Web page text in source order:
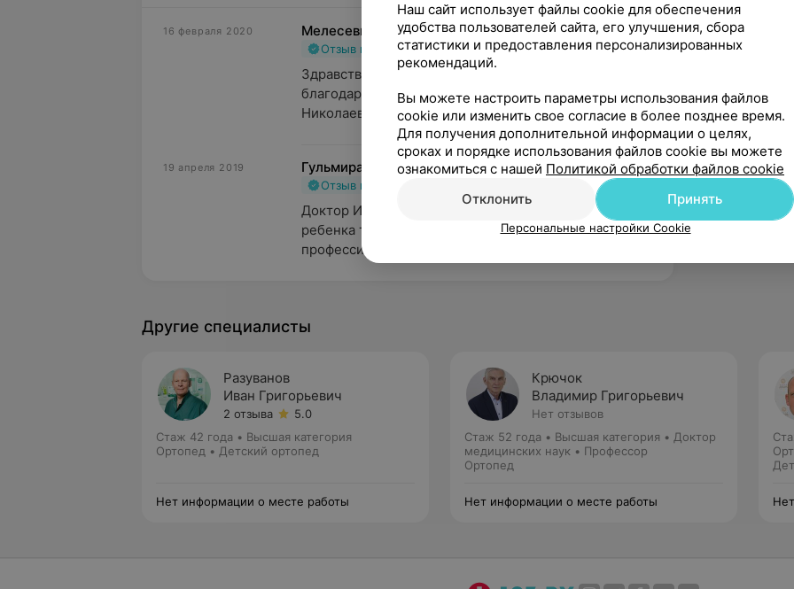
16 февраля 2020 Мелесевич Светлана
Отзыв подтвержден Рекомендую
Здравствуйте! Хочу выразить огромную
благодарность врачу хирург-ортопед Ивсиной Анне
Николаевне! Человек на своём месте!...
19 апреля 2019 Гульмира
Отзыв подтвержден
Доктор Ивсина А.Н. - детский хирург - ортопед. Вожу
ребенка только к ней. Внимательный доктор,
профессионал. Умеет распо...
Другие специалисты
Разуванов
Иван Григорьевич
2 отзыва
5.0
Стаж 42 года • Высшая категория
Ортопед • Детский ортопед
Нет информации о месте работы
Крючок
Владимир Григорьевич
Нет отзывов
Стаж 52 года • Высшая категория • Доктор
медицинских наук • Профессор
Ортопед
Нет информации о месте работы
Наш сайт использует файлы cookie для обеспечения
удобства пользователей сайта, его улучшения, сбора
статистики и предоставления персонализированных
рекомендаций.
Вы можете настроить параметры использования файлов
cookie или изменить свое согласие в более позднее время.
Для получения дополнительной информации о целях,
сроках и порядке использования файлов cookie вы можете
ознакомиться с нашей Политикой обработки файлов cookie
Отклонить
Принять
Персональные настройки Cookie